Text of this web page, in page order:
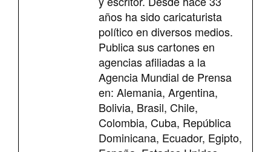
años ha sido caricaturista
político en diversos medios.
Publica sus cartones en
agencias afiliadas a la
Agencia Mundial de Prensa
en: Alemania, Argentina,
Bolivia, Brasil, Chile,
Colombia, Cuba, República
Dominicana, Ecuador, Egipto,